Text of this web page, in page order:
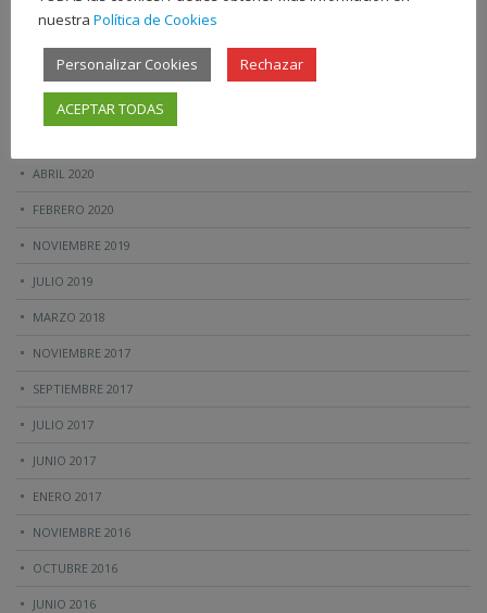
AGOSTO 2021
JUNIO 2021
MAYO 2021
ABRIL 2020
FEBRERO 2020
NOVIEMBRE 2019
JULIO 2019
MARZO 2018
NOVIEMBRE 2017
SEPTIEMBRE 2017
JULIO 2017
JUNIO 2017
ENERO 2017
NOVIEMBRE 2016
OCTUBRE 2016
JUNIO 2016
nuestra Política de Cookies
Personalizar Cookies Rechazar
ACEPTAR TODAS